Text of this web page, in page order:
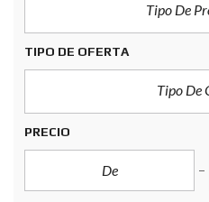
Tipo De
TIPO DE OFERTA
Tipo De
PRECIO